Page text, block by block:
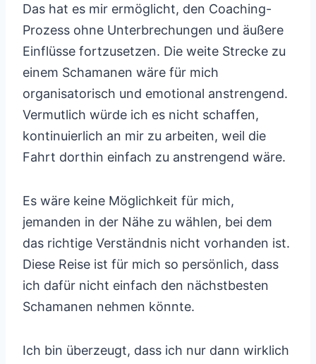
Das hat es mir ermöglicht, den Coaching-
Prozess ohne Unterbrechungen und äußere
Einflüsse fortzusetzen. Die weite Strecke zu
einem Schamanen wäre für mich
organisatorisch und emotional anstrengend.
Vermutlich würde ich es nicht schaffen,
kontinuierlich an mir zu arbeiten, weil die
Fahrt dorthin einfach zu anstrengend wäre.
Es wäre keine Möglichkeit für mich,
jemanden in der Nähe zu wählen, bei dem
das richtige Verständnis nicht vorhanden ist.
Diese Reise ist für mich so persönlich, dass
ich dafür nicht einfach den nächstbesten
Schamanen nehmen könnte.
Ich bin überzeugt, dass ich nur dann wirklich